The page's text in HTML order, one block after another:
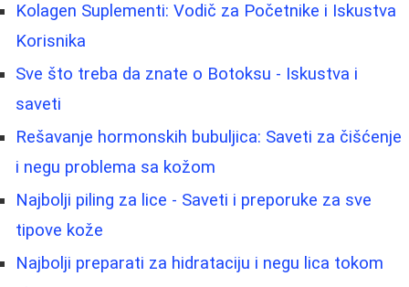
Kolagen Suplementi: Vodič za Početnike i Iskustva
Korisnika
Sve što treba da znate o Botoksu - Iskustva i
saveti
Rešavanje hormonskih bubuljica: Saveti za čišćenje
i negu problema sa kožom
Najbolji piling za lice - Saveti i preporuke za sve
tipove kože
Najbolji preparati za hidrataciju i negu lica tokom